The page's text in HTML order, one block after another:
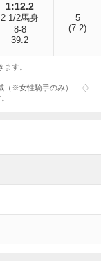
1:12.2
2 1/2馬身
8-8
39.2
5
(7.2)
す。
（※女性騎手のみ）